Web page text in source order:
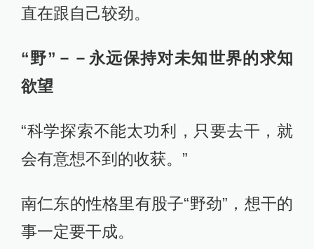
直在跟自己较劲。
“野”－－永远保持对未知世界的求知
欲望
“科学探索不能太功利，只要去干，就
会有意想不到的收获。”
南仁东的性格里有股子“野劲”，想干的
事一定要干成。